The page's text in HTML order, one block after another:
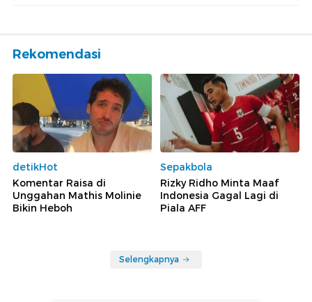
Rekomendasi
detikHot
Komentar Raisa di
Unggahan Mathis Molinie
Bikin Heboh
Sepakbola
Rizky Ridho Minta Maaf
Indonesia Gagal Lagi di
Piala AFF
Selengkapnya